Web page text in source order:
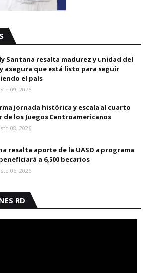
Santana resalta madurez y unidad del
y asegura que está listo para seguir
el país
09, 2026
jornada histórica y escala al cuarto
de los Juegos Centroamericanos
08, 2026
resalta aporte de la UASD a programa
a 6,500 becarios
06, 2026
RD